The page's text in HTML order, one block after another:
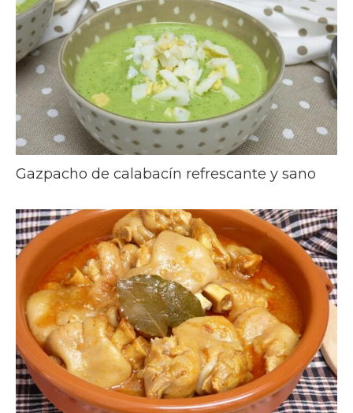
Gazpacho de calabacín refrescante y sano